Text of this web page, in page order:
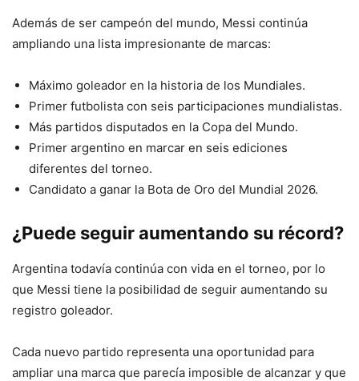
Además de ser campeón del mundo, Messi continúa
ampliando una lista impresionante de marcas:
Máximo goleador en la historia de los Mundiales.
Primer futbolista con seis participaciones mundialistas.
Más partidos disputados en la Copa del Mundo.
Primer argentino en marcar en seis ediciones
diferentes del torneo.
Candidato a ganar la Bota de Oro del Mundial 2026.
¿Puede seguir aumentando su récord?
Argentina todavía continúa con vida en el torneo, por lo
que Messi tiene la posibilidad de seguir aumentando su
registro goleador.
Cada nuevo partido representa una oportunidad para
ampliar una marca que parecía imposible de alcanzar y que